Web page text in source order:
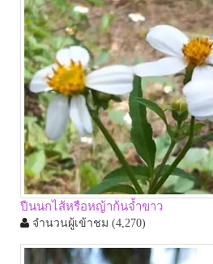
ปืนนกไส้หรือหญ้าก้นจ้ำขาว
จำนวนผู้เข้าชม (4,270)